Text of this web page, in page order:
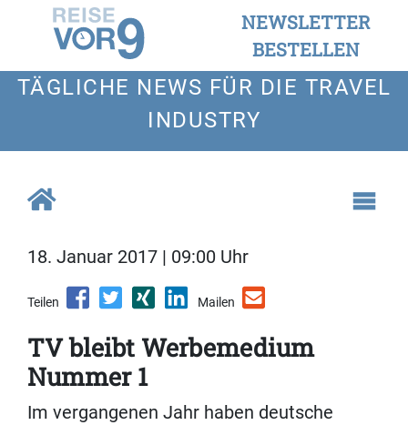
NEWSLETTER
BESTELLEN
TÄGLICHE NEWS FÜR DIE TRAVEL
INDUSTRY
18. Januar 2017 | 09:00 Uhr
Teilen Mailen
TV bleibt Werbemedium
Nummer 1
Im vergangenen Jahr haben deutsche